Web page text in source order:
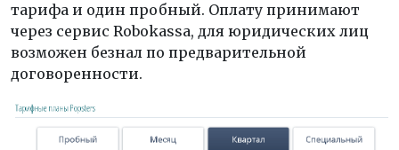
тарифа и один пробный. Оплату принимают
через сервис Robokassa, для юридических лиц
возможен безнал по предварительной
договоренности.